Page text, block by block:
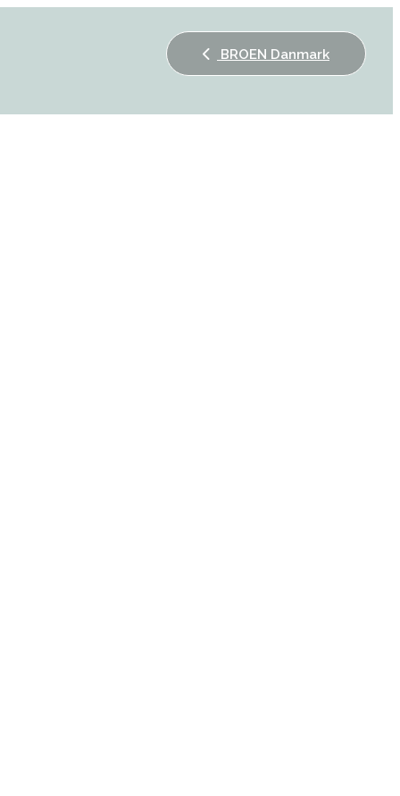
BROEN Danmark